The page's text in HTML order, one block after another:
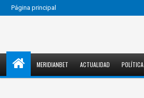
Página principal
MERIDIANBET ACTUALIDAD POLÍTICA